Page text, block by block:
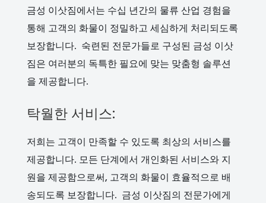
금성 이삿짐에서는 수십 년간의 물류 산업 경험을
통해 고객의 화물이 정밀하고 세심하게 처리되도록
보장합니다. 숙련된 전문가들로 구성된 금성 이삿
짐은 여러분의 독특한 필요에 맞는 맞춤형 솔루션
을 제공합니다.
탁월한 서비스:
저희는 고객이 만족할 수 있도록 최상의 서비스를
제공합니다. 모든 단계에서 개인화된 서비스와 지
원을 제공함으로써, 고객의 화물이 효율적으로 배
송되도록 보장합니다. 금성 이삿짐의 전문가에게